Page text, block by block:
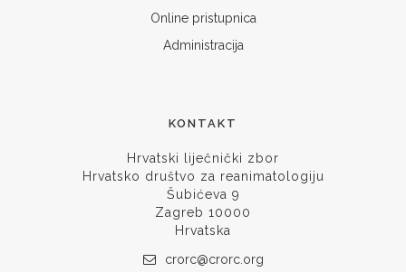
Online pristupnica
Administracija
KONTAKT
Hrvatski liječnički zbor
Hrvatsko društvo za reanimatologiju
Šubićeva 9
Zagreb 10000
Hrvatska
crorc@crorc.org